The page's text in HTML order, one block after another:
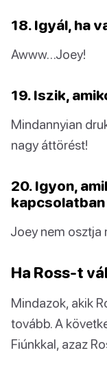
18. Igyál, ha
Awww…Joey!
19. Iszik,
Mindannyian
nagy áttörést!
20. Igyon,
Joey nem osztja
Ha Ross-t
Mindazok, akik
tovább. A
Fiúnkkal, azaz